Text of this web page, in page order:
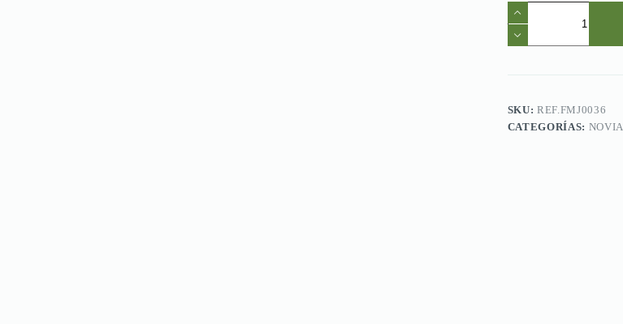
Ref.FMJ0036.Ramo
de
Novia
Bouquet
cantidad
SKU:REF.FMJ0036
CATEGORÍAS: